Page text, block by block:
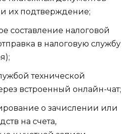
и их подтверждение;
составление налоговой
в налоговую службу
технической
встроенный онлайн-чат;
о зачислении или
на счета,